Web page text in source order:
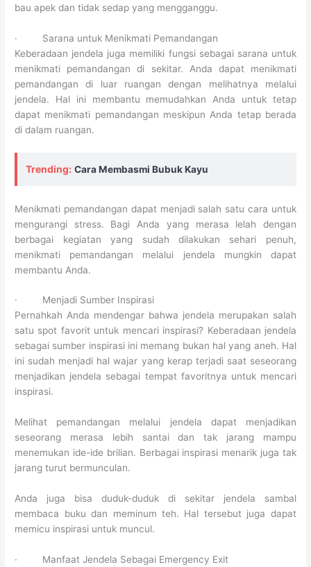
bau apek dan tidak sedap yang mengganggu.
· Sarana untuk Menikmati Pemandangan
Keberadaan jendela juga memiliki fungsi sebagai sarana untuk
menikmati pemandangan di sekitar. Anda dapat menikmati
pemandangan di luar ruangan dengan melihatnya melalui
jendela. Hal ini membantu memudahkan Anda untuk tetap
dapat menikmati pemandangan meskipun Anda tetap berada
di dalam ruangan.
Trending: Cara Membasmi Bubuk Kayu
Menikmati pemandangan dapat menjadi salah satu cara untuk
mengurangi stress. Bagi Anda yang merasa lelah dengan
berbagai kegiatan yang sudah dilakukan sehari penuh,
menikmati pemandangan melalui jendela mungkin dapat
membantu Anda.
· Menjadi Sumber Inspirasi
Pernahkah Anda mendengar bahwa jendela merupakan salah
satu spot favorit untuk mencari inspirasi? Keberadaan jendela
sebagai sumber inspirasi ini memang bukan hal yang aneh. Hal
ini sudah menjadi hal wajar yang kerap terjadi saat seseorang
menjadikan jendela sebagai tempat favoritnya untuk mencari
inspirasi.
Melihat pemandangan melalui jendela dapat menjadikan
seseorang merasa lebih santai dan tak jarang mampu
menemukan ide-ide brilian. Berbagai inspirasi menarik juga tak
jarang turut bermunculan.
Anda juga bisa duduk-duduk di sekitar jendela sambal
membaca buku dan meminum teh. Hal tersebut juga dapat
memicu inspirasi untuk muncul.
· Manfaat Jendela Sebagai Emergency Exit